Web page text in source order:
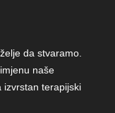
da stvaramo.
naše
izvrstan terapijski